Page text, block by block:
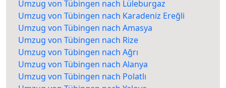
Umzug von Tübingen nach Lüleburgaz
Umzug von Tübingen nach Karadeniz Ereğli
Umzug von Tübingen nach Amasya
Umzug von Tübingen nach Rize
Umzug von Tübingen nach Ağrı
Umzug von Tübingen nach Alanya
Umzug von Tübingen nach Polatlı